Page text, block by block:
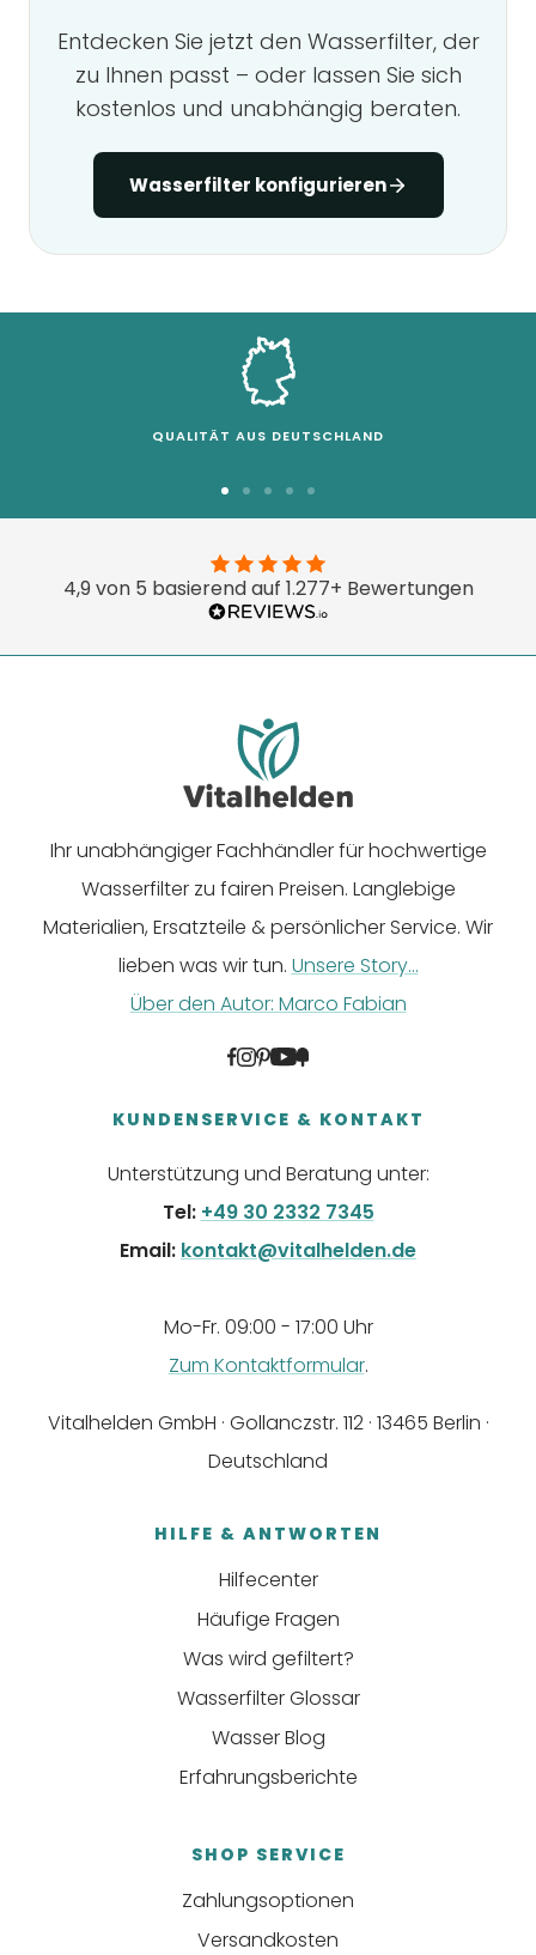
Entdecken Sie jetzt den Wasserfilter, der
zu Ihnen passt – oder lassen Sie sich
kostenlos und unabhängig beraten.
Wasserfilter konfigurieren
QUALITÄT AUS DEUTSCHLAND
1
gehen
2
gehen
3
gehen
4
gehen
5
gehen
4,9 von 5 basierend auf 1.277+ Bewertungen
Ihr unabhängiger Fachhändler für hochwertige
Wasserfilter zu fairen Preisen. Langlebige
Materialien, Ersatzteile & persönlicher Service. Wir
lieben was wir tun. Unsere Story...
Über den Autor: Marco Fabian
KUNDENSERVICE & KONTAKT
Unterstützung und Beratung unter:
Tel: +49 30 2332 7345
Email: kontakt@vitalhelden.de
Mo-Fr. 09:00 - 17:00 Uhr
Zum Kontaktformular.
Vitalhelden GmbH · Gollanczstr. 112 · 13465 Berlin ·
Deutschland
HILFE & ANTWORTEN
Hilfecenter
Häufige Fragen
Was wird gefiltert?
Wasserfilter Glossar
Wasser Blog
Erfahrungsberichte
SHOP SERVICE
Zahlungsoptionen
Versandkosten